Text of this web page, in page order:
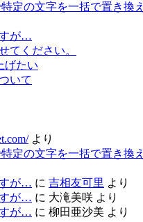
特定の文字を一括で置き換
が…
てください。
げたい
いて
より
特定の文字を一括で置き換
が… に 吉相友可里 より
が… に 大滝美咲 より
が… に 柳田亜沙美 より